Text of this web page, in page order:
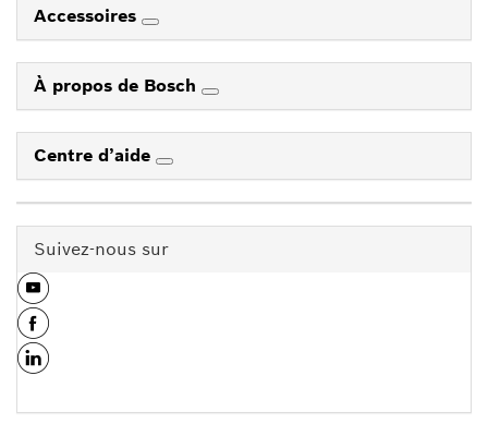
Accessoires
À propos de Bosch
Centre d’aide
Suivez-nous sur